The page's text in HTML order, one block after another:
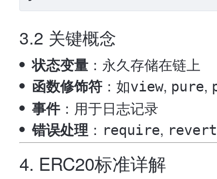
3.2 关键概念
状态变量 ：永久存储在链上
函数修饰符 ：如view, pure,
事件：用于日志记录
错误处理 ： require, revert
4. ERC20标准详解